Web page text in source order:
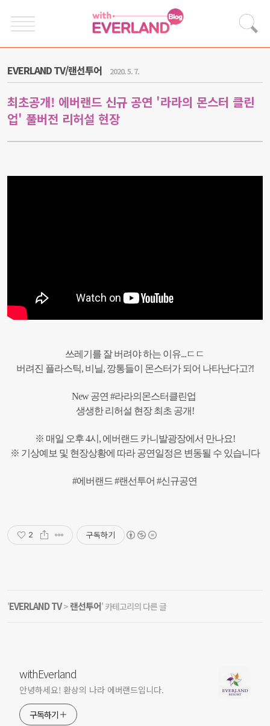
EVERLAND TV/랜선투어 2020. 5. 7.
최초공개! 에버랜드 신규 공연 '라라의 몬스터 클린
업' 풀버전 리허설 현장
쓰레기를 잘 버려야 하는 이유...ㄷㄷ
버려진 플라스틱, 비닐, 깡통들이 몬스터가 되어 나타난다고?!
New 공연 #라라의몬스터클린업
생생한 리허설 현장 최초 공개!
※ 매일 오후 4시, 에버랜드 카니발광장에서 만나요!
※ 기상예보 및 현장상황에 따라 공연일정은 변동될 수 있습니다
#에버랜드 #랜선투어 #신규공연
2 구독하기
'EVERLAND TV> 랜선투어' 카테고리의 다른 글
withEverland
안녕하세요! 환상의 나라 에버랜드입니다.
구독하기